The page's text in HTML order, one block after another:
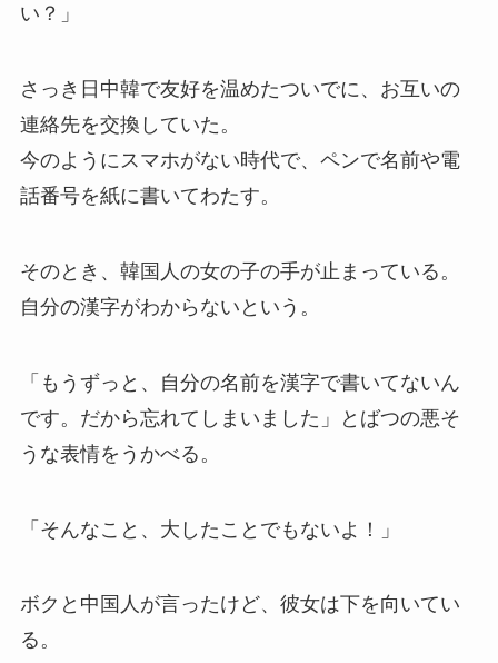
い？」
さっき日中韓で友好を温めたついでに、お互いの
連絡先を交換していた。
今のようにスマホがない時代で、ペンで名前や電
話番号を紙に書いてわたす。
そのとき、韓国人の女の子の手が止まっている。
自分の漢字がわからないという。
「もうずっと、自分の名前を漢字で書いてないん
です。だから忘れてしまいました」とばつの悪そ
うな表情をうかべる。
「そんなこと、大したことでもないよ！」
ボクと中国人が言ったけど、彼女は下を向いてい
る。